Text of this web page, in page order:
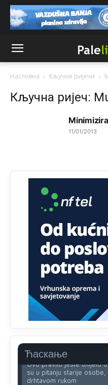
Насловна Кључне ријечи
Кључна ријеч:
11/01/2013
Ћаскање
Sa ovim procentom,
stopu nepismenosti u
Анонимно2818605 јуче
Najveći rizik sa
glasova" i manipulacija
zapravo glasaju po
Prema zvaničnim
Bosni i Hercegovini je
Prema podacima o
tehnologijama, čak
nema pristup računaru
Анонимно2818605 јуче
Najveći dio populacije
koristi internet, niti ima
Анонимно2818605
11:45
Uvođenje pravila da se
(krstića) kružić ispred
obojiti (popuniti)
Ovo pravilo jeste unijelo
su u pitanju starije
drhtavom rukom